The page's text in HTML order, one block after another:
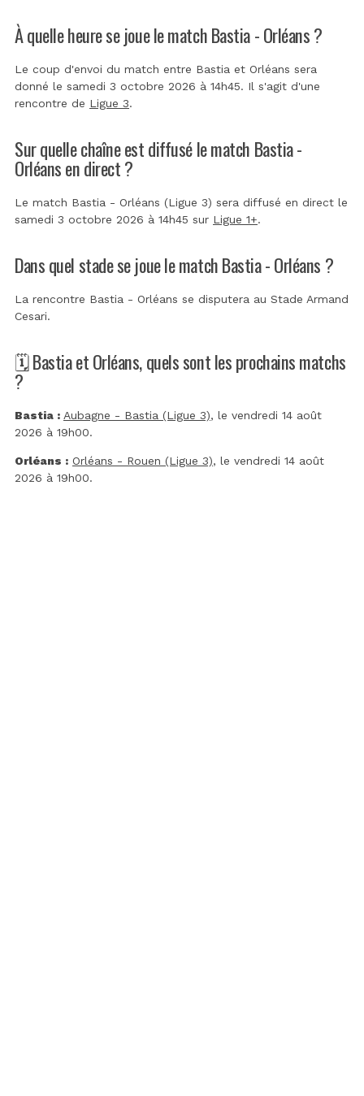
À quelle heure se joue le match Bastia - Orléans ?
Le coup d'envoi du match entre Bastia et Orléans sera
donné le samedi 3 octobre 2026 à 14h45. Il s'agit d'une
rencontre de Ligue 3.
Sur quelle chaîne est diffusé le match Bastia -
Orléans en direct ?
Le match Bastia - Orléans (Ligue 3) sera diffusé en direct le
samedi 3 octobre 2026 à 14h45 sur Ligue 1+.
Dans quel stade se joue le match Bastia - Orléans ?
La rencontre Bastia - Orléans se disputera au Stade Armand
Cesari.
🗓️ Bastia et Orléans, quels sont les prochains matchs
?
Bastia : Aubagne - Bastia (Ligue 3), le vendredi 14 août
2026 à 19h00.
Orléans : Orléans - Rouen (Ligue 3), le vendredi 14 août
2026 à 19h00.